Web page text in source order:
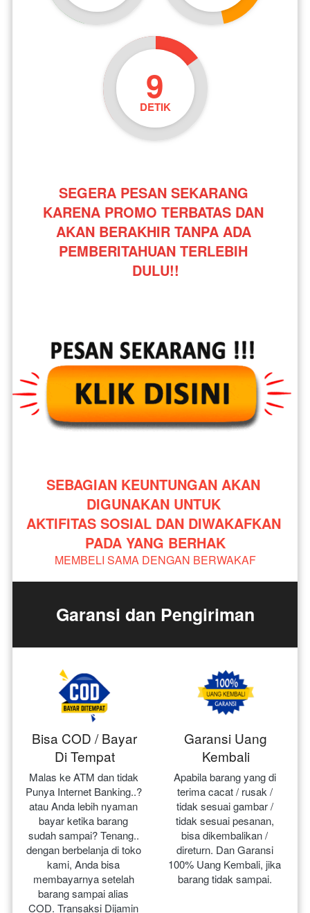
8
DETIK
SEGERA PESAN SEKARANG
KARENA PROMO TERBATAS DAN
AKAN BERAKHIR TANPA ADA
PEMBERITAHUAN TERLEBIH
DULU!!
SEBAGIAN KEUNTUNGAN AKAN
DIGUNAKAN UNTUK
AKTIFITAS SOSIAL DAN DIWAKAFKAN
PADA YANG BERHAK
MEMBELI SAMA DENGAN BERWAKAF
Garansi dan Pengiriman
Bisa COD / Bayar
Di Tempat
Malas ke ATM dan tidak
Punya Internet Banking..?
atau Anda lebih nyaman
bayar ketika barang
sudah sampai? Tenang..
dengan berbelanja di toko
kami, Anda bisa
membayarnya setelah
barang sampai alias
COD. Transaksi Dijamin
Garansi Uang
Kembali
Apabila barang yang di
terima cacat / rusak /
tidak sesuai gambar /
tidak sesuai pesanan,
bisa dikembalikan /
direturn. Dan Garansi
100% Uang Kembali, jika
barang tidak sampai.